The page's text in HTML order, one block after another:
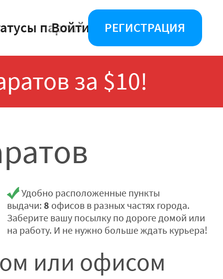
партий
Войти РЕГИСТРАЦИЯ
за $10!
Удобно расположенные пункты
выдачи: 8 офисов в разных частях города.
Заберите вашу посылку по дороге домой или
на работу. И не нужно больше ждать курьера!
или офисом